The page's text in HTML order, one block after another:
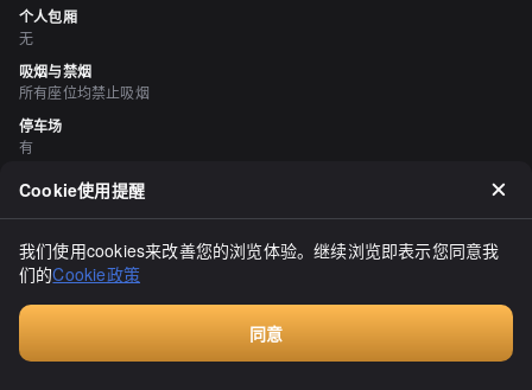
个人包厢
无
吸烟与禁烟
所有座位均禁止吸烟
停车场
有
评价（16）
ルウくんฅ^•ω•^ฅ
味，我觉得……（一不留神就没了(ฅฅ)）咖啡脆饼（30日元）外脆内
软，巧克力和黄油的味道鲜美！性价比超高的小吃！奎尼阿曼（200
日元）又甜又脆，坚果丰富，是招牌菜！培根奶酪（170日元）口感
丰盈，咬上一口培根奶酪，幸福感满满！
Cookie使用提醒
我们使用cookies来改善您的浏览体验。继续浏览即表示您同意我
们的Cookie政策
同意